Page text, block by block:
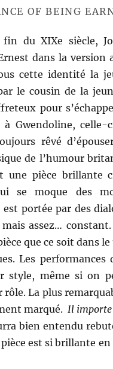
OF BEING
du XIXe siècle,
dans la version
cette identité la
le cousin de la
pour
à Gwendoline,
rêvé
de l’humour
une pièce brillante
se moque des
portée par des
assez…
que ce soit dans
Les
style, même si on
La plus
marqué. Il importe
bien entendu
est si brillante